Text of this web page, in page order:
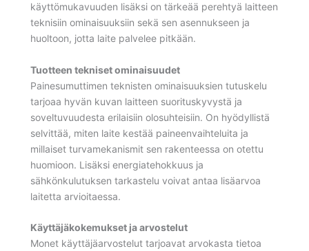
käyttömukavuuden lisäksi on tärkeää perehtyä laitteen
teknisiin ominaisuuksiin sekä sen asennukseen ja
huoltoon, jotta laite palvelee pitkään.
Tuotteen tekniset ominaisuudet
Painesumuttimen teknisten ominaisuuksien tutuskelu
tarjoaa hyvän kuvan laitteen suorituskyvystä ja
soveltuvuudesta erilaisiin olosuhteisiin. On hyödyllistä
selvittää, miten laite kestää paineenvaihteluita ja
millaiset turvamekanismit sen rakenteessa on otettu
huomioon. Lisäksi energiatehokkuus ja
sähkönkulutuksen tarkastelu voivat antaa lisäarvoa
laitetta arvioitaessa.
Käyttäjäkokemukset ja arvostelut
Monet käyttäjäarvostelut tarjoavat arvokasta tietoa